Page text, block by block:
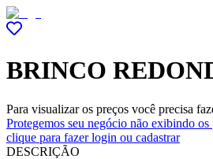
BRINCO
Para visualizar os preços você precisa
Protegemos seu negócio não exibindo
clique para fazer login ou cadastrar
DESCRIÇÃO